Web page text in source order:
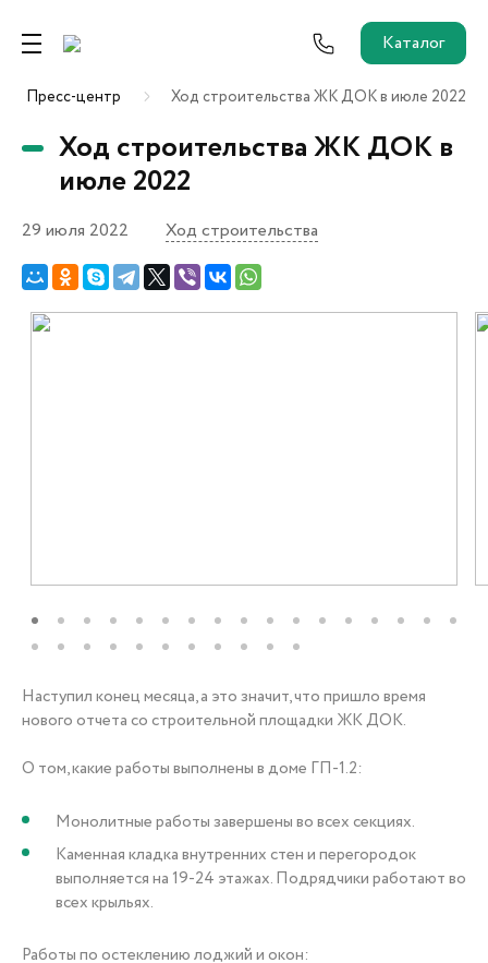
Каталог
Собственникам и новоселам
Агентам
Ремонт от застройщика
Трейд-Ин
Заказать звонок
Пресс-центр Ход строительства ЖК ДОК в июле 2022
Ход строительства ЖК ДОК в
июле 2022
29 июля 2022 Ход строительства
Наступил конец месяца, а это значит, что пришло время
нового отчета со строительной площадки ЖК ДОК.
О том, какие работы выполнены в доме ГП-1.2:
Монолитные работы завершены во всех секциях.
Каменная кладка внутренних стен и перегородок
выполняется на 19-24 этажах. Подрядчики работают во
всех крыльях.
Работы по остеклению лоджий и окон: